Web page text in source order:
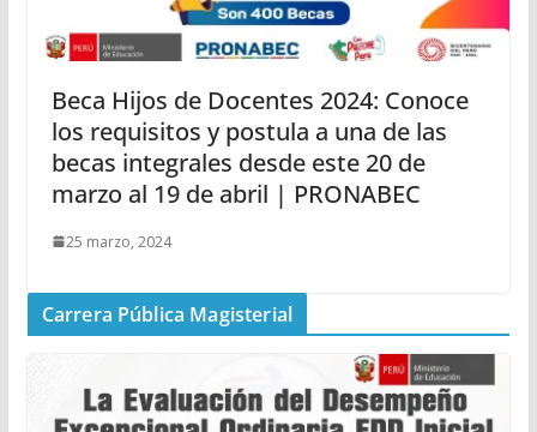
Beca Hijos de Docentes 2024: Conoce
los requisitos y postula a una de las
becas integrales desde este 20 de
marzo al 19 de abril | PRONABEC
25 marzo, 2024
Carrera Pública Magisterial